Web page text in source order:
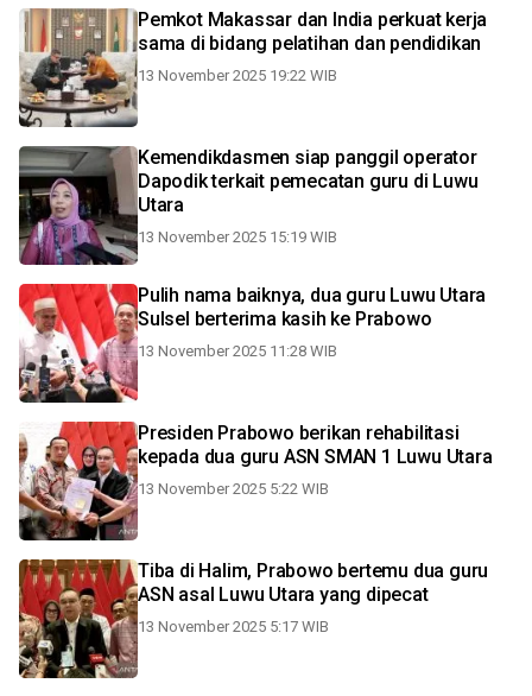
Pemkot Makassar dan India perkuat kerja
sama di bidang pelatihan dan pendidikan
13 November 2025 19:22 WIB
Kemendikdasmen siap panggil operator
Dapodik terkait pemecatan guru di Luwu
Utara
13 November 2025 15:19 WIB
Pulih nama baiknya, dua guru Luwu Utara
Sulsel berterima kasih ke Prabowo
13 November 2025 11:28 WIB
Presiden Prabowo berikan rehabilitasi
kepada dua guru ASN SMAN 1 Luwu Utara
13 November 2025 5:22 WIB
Tiba di Halim, Prabowo bertemu dua guru
ASN asal Luwu Utara yang dipecat
13 November 2025 5:17 WIB